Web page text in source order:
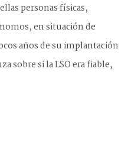
personas físicas,
en situación de
años de su implantación
sobre si la LSO era fiable,